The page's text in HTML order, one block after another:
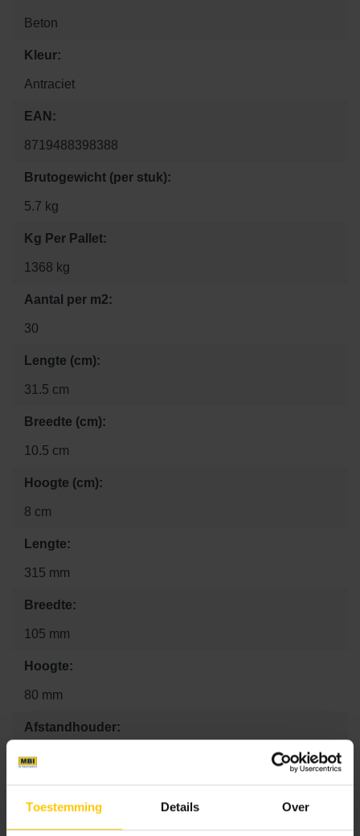
Toestemming Details Over
Beton
Kleur:
Antraciet
EAN:
8719488398388
Brutogewicht (per stuk):
5.7 kg
Kg Per Pallet:
1368 kg
Aantal per m2:
30
Lengte (cm):
31.5 cm
Breedte (cm):
10.5 cm
Hoogte (cm):
8 cm
Lengte:
315 mm
Breedte:
105 mm
Hoogte:
80 mm
Afstandhouder:
Textuur:
Bestek tekst PreSelect URL: